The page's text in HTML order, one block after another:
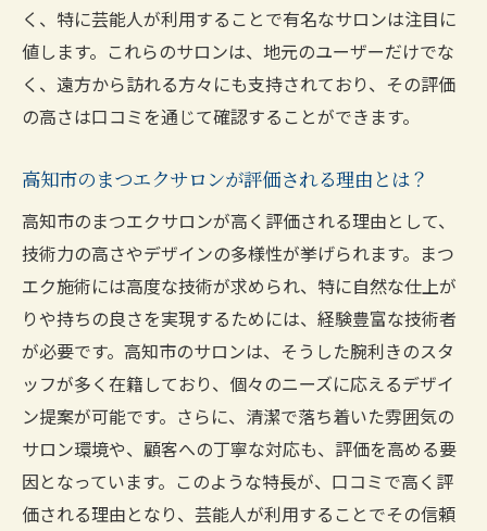
く、特に芸能人が利用することで有名なサロンは注目に
値します。これらのサロンは、地元のユーザーだけでな
く、遠方から訪れる方々にも支持されており、その評価
の高さは口コミを通じて確認することができます。
高知市のまつエクサロンが評価される理由とは？
高知市のまつエクサロンが高く評価される理由として、
技術力の高さやデザインの多様性が挙げられます。まつ
エク施術には高度な技術が求められ、特に自然な仕上が
りや持ちの良さを実現するためには、経験豊富な技術者
が必要です。高知市のサロンは、そうした腕利きのスタ
ッフが多く在籍しており、個々のニーズに応えるデザイ
ン提案が可能です。さらに、清潔で落ち着いた雰囲気の
サロン環境や、顧客への丁寧な対応も、評価を高める要
因となっています。このような特長が、口コミで高く評
価される理由となり、芸能人が利用することでその信頼